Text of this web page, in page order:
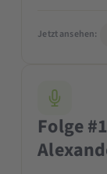
Jetzt ansehen:
Folge